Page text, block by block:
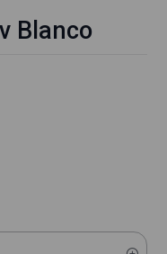
Blanco